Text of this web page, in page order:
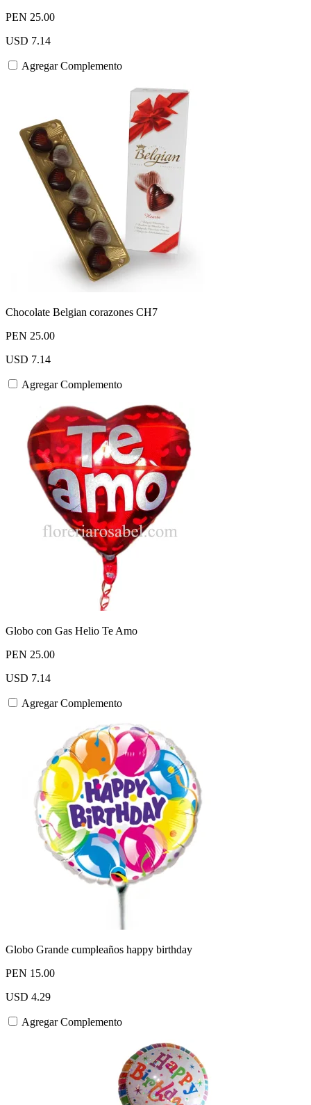
PEN 25.00
USD 7.14
Agregar Complemento
Chocolate Belgian corazones CH7
PEN 25.00
USD 7.14
Agregar Complemento
Globo con Gas Helio Te Amo
PEN 25.00
USD 7.14
Agregar Complemento
Globo Grande cumpleaños happy birthday
PEN 15.00
USD 4.29
Agregar Complemento